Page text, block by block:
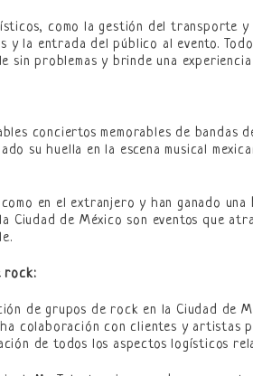
como la gestión del transporte
la entrada del público al evento.
problemas y brinde una
conciertos memorables de bandas
su huella en la escena musical
en el extranjero y han ganado
Ciudad de México son eventos que
rock:
de grupos de rock en la Ciudad de
colaboración con clientes y artistas
de todos los aspectos logísticos